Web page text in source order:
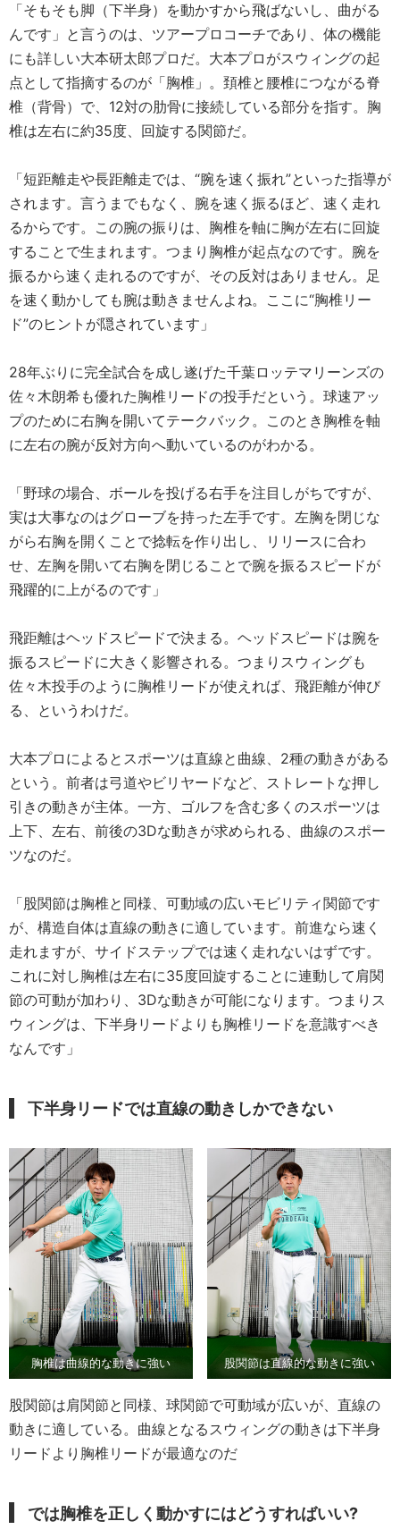
「そもそも脚（下半身）を動かすから飛ばないし、曲がる
んです」と言うのは、ツアープロコーチであり、体の機能
にも詳しい大本研太郎プロだ。大本プロがスウィングの起
点として指摘するのが「胸椎」。頚椎と腰椎につながる脊
椎（背骨）で、12対の肋骨に接続している部分を指す。胸
椎は左右に約35度、回旋する関節だ。
「短距離走や長距離走では、“腕を速く振れ”といった指導が
されます。言うまでもなく、腕を速く振るほど、速く走れ
るからです。この腕の振りは、胸椎を軸に胸が左右に回旋
することで生まれます。つまり胸椎が起点なのです。腕を
振るから速く走れるのですが、その反対はありません。足
を速く動かしても腕は動きませんよね。ここに“胸椎リー
ド”のヒントが隠されています」
28年ぶりに完全試合を成し遂げた千葉ロッテマリーンズの
佐々木朗希も優れた胸椎リードの投手だという。球速アッ
プのために右胸を開いてテークバック。このとき胸椎を軸
に左右の腕が反対方向へ動いているのがわかる。
「野球の場合、ボールを投げる右手を注目しがちですが、
実は大事なのはグローブを持った左手です。左胸を閉じな
がら右胸を開くことで捻転を作り出し、リリースに合わ
せ、左胸を開いて右胸を閉じることで腕を振るスピードが
飛躍的に上がるのです」
飛距離はヘッドスピードで決まる。ヘッドスピードは腕を
振るスピードに大きく影響される。つまりスウィングも
佐々木投手のように胸椎リードが使えれば、飛距離が伸び
る、というわけだ。
大本プロによるとスポーツは直線と曲線、2種の動きがある
という。前者は弓道やビリヤードなど、ストレートな押し
引きの動きが主体。一方、ゴルフを含む多くのスポーツは
上下、左右、前後の3Dな動きが求められる、曲線のスポー
ツなのだ。
「股関節は胸椎と同様、可動域の広いモビリティ関節です
が、構造自体は直線の動きに適しています。前進なら速く
走れますが、サイドステップでは速く走れないはずです。
これに対し胸椎は左右に35度回旋することに連動して肩関
節の可動が加わり、3Dな動きが可能になります。つまりス
ウィングは、下半身リードよりも胸椎リードを意識すべき
なんです」
下半身リードでは直線の動きしかできない
胸椎は曲線的な動きに強い 股関節は直線的な動きに強い
股関節は肩関節と同様、球関節で可動域が広いが、直線の
動きに適している。曲線となるスウィングの動きは下半身
リードより胸椎リードが最適なのだ
では胸椎を正しく動かすにはどうすればいい?